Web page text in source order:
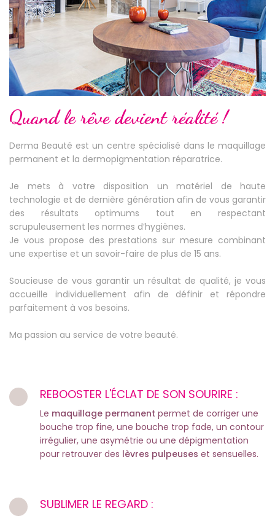
Quand le rêve devient réalité !
Derma Beauté est un centre spécialisé dans le maquillage
permanent et la dermopigmentation réparatrice.
Je mets à votre disposition un matériel de haute
technologie et de dernière génération afin de vous garantir
des résultats optimums tout en respectant
scrupuleusement les normes d’hygiènes.
Je vous propose des prestations sur mesure combinant
une expertise et un savoir-faire de plus de 15 ans.
Soucieuse de vous garantir un résultat de qualité, je vous
accueille individuellement afin de définir et répondre
parfaitement à vos besoins.
Ma passion au service de votre beauté.
REBOOSTER L'ÉCLAT DE SON SOURIRE :
Le maquillage permanent permet de corriger une
bouche trop fine, une bouche trop fade, un contour
irrégulier, une asymétrie ou une dépigmentation
pour retrouver des lèvres pulpeuses et sensuelles.
SUBLIMER LE REGARD :